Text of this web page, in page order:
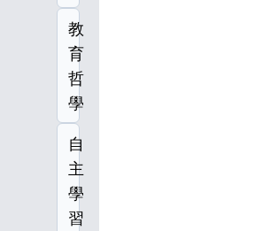
教
育
哲
學
自
主
學
習